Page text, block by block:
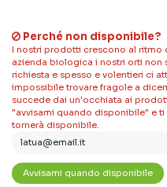
Perché non disponibile?
I nostri prodotti crescono al ritmo
azienda biologica i nostri orti non
richiesta e spesso e volentieri ci
impossibile trovare fragole a
succede dai un'occhiata ai
"avvisami quando disponibile" e
tornerà disponibile.